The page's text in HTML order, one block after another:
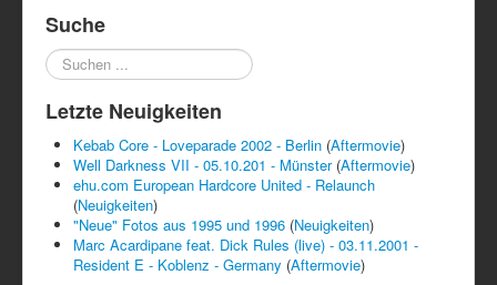
Suche
Suchen
...
Letzte Neuigkeiten
Kebab Core - Loveparade 2002 - Berlin (Aftermovie)
Well Darkness VII - 05.10.201 - Münster (Aftermovie)
ehu.com European Hardcore United - Relaunch
(Neuigkeiten)
"Neue" Fotos aus 1995 und 1996 (Neuigkeiten)
Marc Acardipane feat. Dick Rules (live) - 03.11.2001 -
Resident E - Koblenz - Germany (Aftermovie)